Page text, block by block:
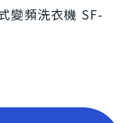
變頻洗衣機 SF-